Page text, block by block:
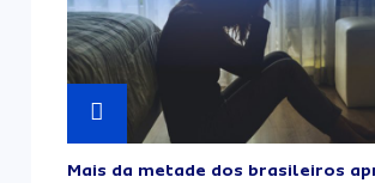
Mais da metade dos brasileiros